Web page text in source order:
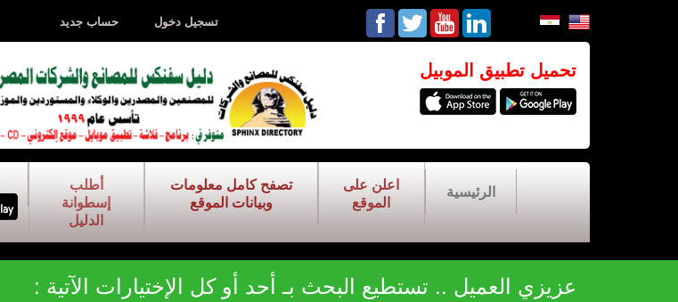
تسجيل دخول حساب جديد
تحميل تطبيق الموبيل
الرئيسية
اعلن على
الموقع
تصفح كامل معلومات
وبيانات الموقع
أطلب
إسطوانة
الدليل
عزيزي العميل .. تستطيع البحث بـ أحد أو كل الإختيارات الآتية :